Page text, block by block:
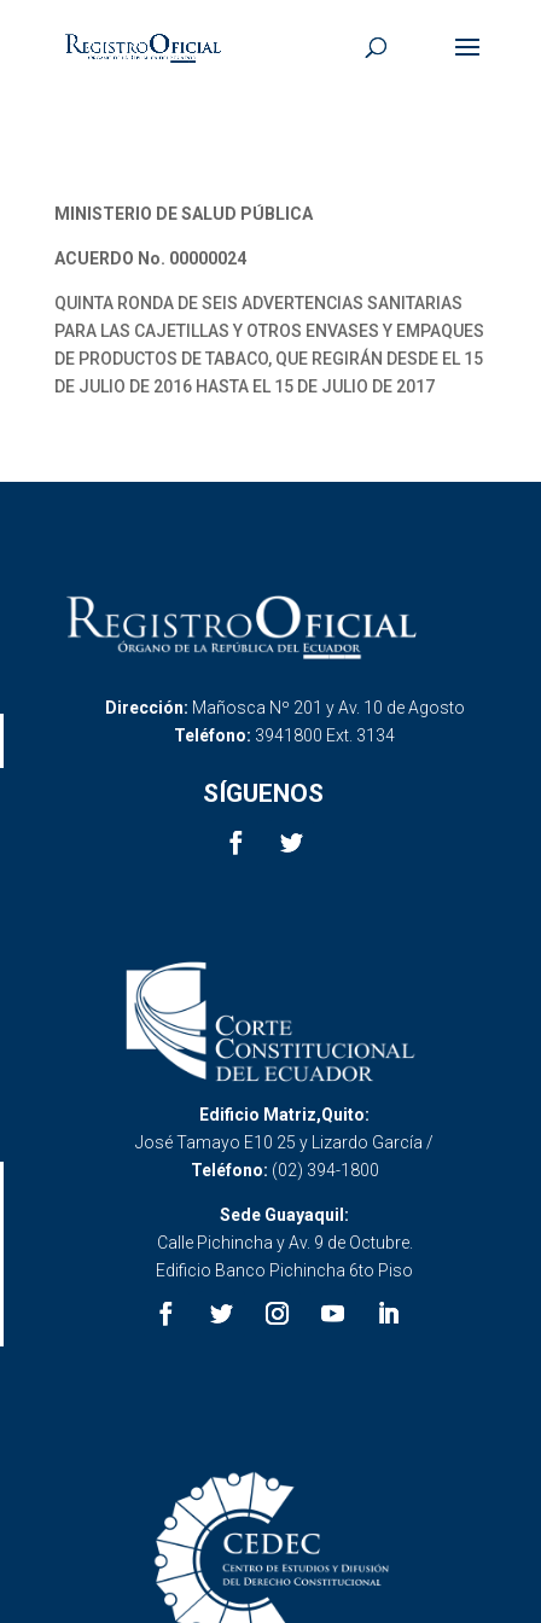
MINISTERIO DE SALUD PÚBLICA
ACUERDO No. 00000024
QUINTA RONDA DE SEIS ADVERTENCIAS SANITARIAS
PARA LAS CAJETILLAS Y OTROS ENVASES Y EMPAQUES
DE PRODUCTOS DE TABACO, QUE REGIRÁN DESDE EL 15
DE JULIO DE 2016 HASTA EL 15 DE JULIO DE 2017
Dirección: Mañosca Nº 201 y Av. 10 de Agosto
Teléfono: 3941800 Ext. 3134
SÍGUENOS
Edificio Matriz,Quito:
José Tamayo E10 25 y Lizardo García /
Teléfono: (02) 394-1800
Sede Guayaquil:
Calle Pichincha y Av. 9 de Octubre.
Edificio Banco Pichincha 6to Piso